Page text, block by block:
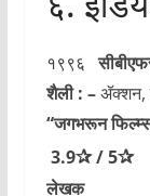
१९९६
शैली : –ॲक्शन,
“जगभरून
3.9✰/5✰
लेखक